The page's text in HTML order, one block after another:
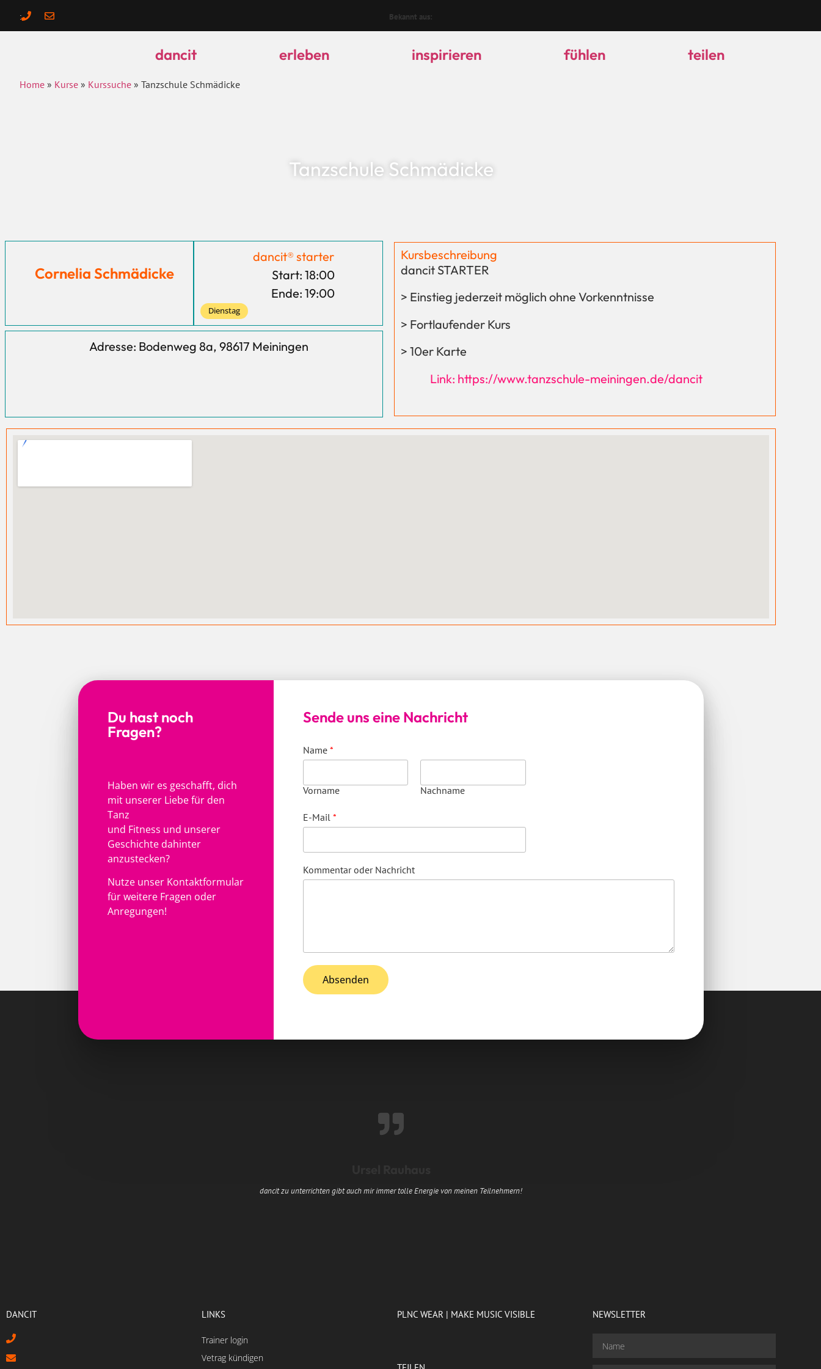
: Bekannt aus:
dancit erleben inspirieren fühlen teilen
Home » Kurse » Kurssuche » Tanzschule Schmädicke
Tanzschule Schmädicke
Cornelia Schmädicke
dancit® starter
Start: 18:00
Ende: 19:00
Dienstag
Adresse: Bodenweg 8a, 98617 Meiningen
Kursbeschreibung
dancit STARTER
> Einstieg jederzeit möglich ohne Vorkenntnisse
> Fortlaufender Kurs
> 10er Karte
Link: https://www.tanzschule-meiningen.de/dancit
Du hast noch
Fragen?
Haben wir es geschafft, dich
mit unserer Liebe für den
Tanz
und Fitness und unserer
Geschichte dahinter
anzustecken?
Nutze unser Kontaktformular
für weitere Fragen oder
Anregungen!
Sende uns eine Nachricht
Name *
Vorname Nachname
E-Mail *
Kommentar oder Nachricht
Absenden
dancit zu unterrichten gibt auch mir immer tolle Energie von meinen Teilnehmern!
DANCIT LINKS
Trainer login
Vetrag kündigen
PLNC WEAR | MAKE MUSIC VISIBLE NEWSLETTER